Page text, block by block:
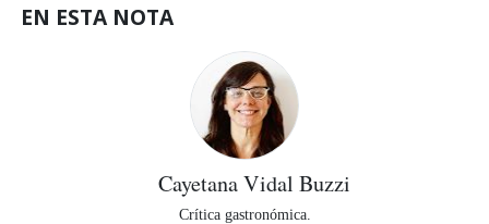
EN ESTA NOTA
Cayetana Vidal Buzzi
Crítica gastronómica.